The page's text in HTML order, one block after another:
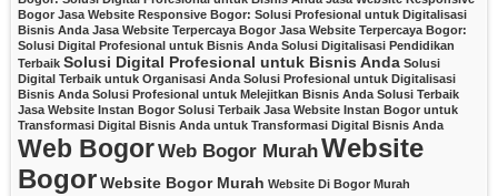
Bogor Jasa Website Responsive Bogor: Solusi Profesional untuk Digitalisasi
Bisnis Anda Jasa Website Terpercaya Bogor Jasa Website Terpercaya Bogor:
Solusi Digital Profesional untuk Bisnis Anda Solusi Digitalisasi Pendidikan
Terbaik Solusi Digital Profesional untuk Bisnis Anda Solusi
Digital Terbaik untuk Organisasi Anda Solusi Profesional untuk Digitalisasi
Bisnis Anda Solusi Profesional untuk Melejitkan Bisnis Anda Solusi Terbaik
Jasa Website Instan Bogor Solusi Terbaik Jasa Website Instan Bogor untuk
Transformasi Digital Bisnis Anda untuk Transformasi Digital Bisnis Anda
Web BogorWeb Bogor MurahWebsite
BogorWebsite Bogor Murah Website Di Bogor Murah